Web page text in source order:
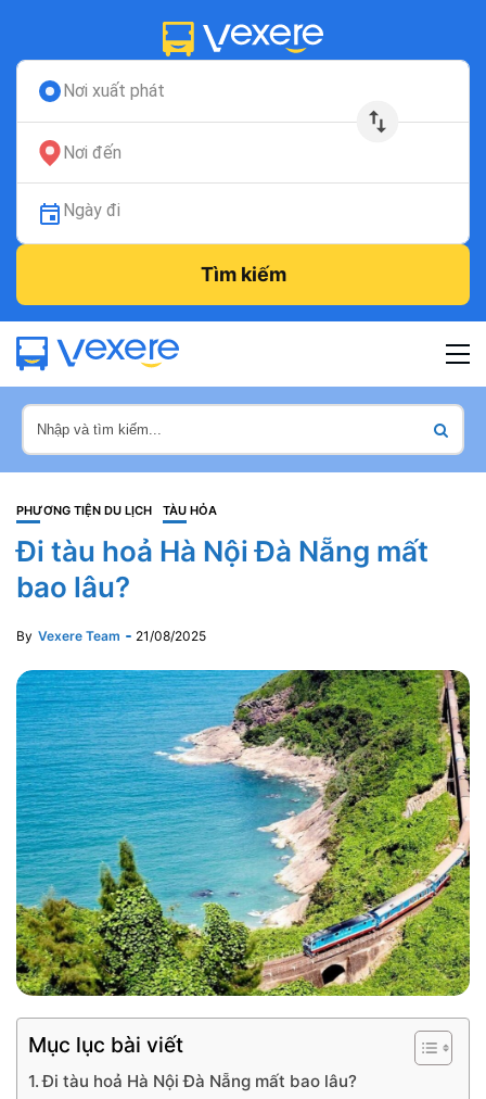
Nơi xuất phát
Nơi đến
Ngày đi
Tìm kiếm
PHƯƠNG TIỆN DU LỊCH TÀU HỎA
Đi tàu hoả Hà Nội Đà Nẵng mất
bao lâu?
By Vexere Team 21/08/2025
Mục lục bài viết
Đi tàu hoả Hà Nội Đà Nẵng mất bao lâu?